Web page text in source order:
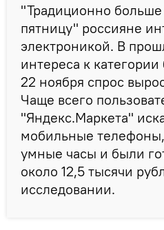
"Традиционно
пятницу" россияне
электроникой. В
интереса к
22 ноября спрос
Чаще всего
"Яндекс.Маркета"
мобильные
умные часы и были
около 12,5 тысячи
исследовании.